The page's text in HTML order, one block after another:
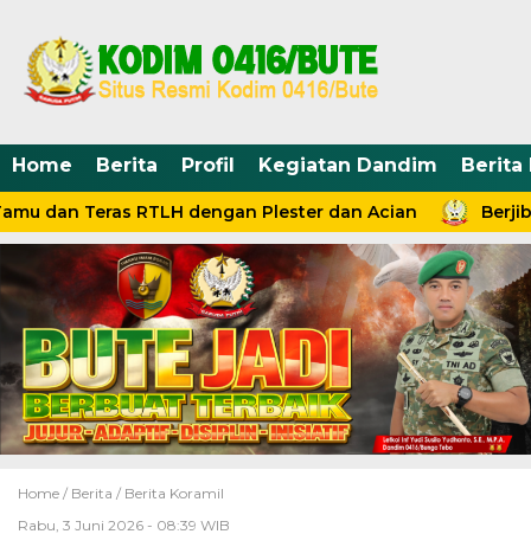
Home Berita Profil Kegiatan Dandim Berita
dan Teras RTLH dengan Plester dan Acian
Home / Berita / Berita Koramil
Rabu, 3 Juni 2026 - 08:39 WIB